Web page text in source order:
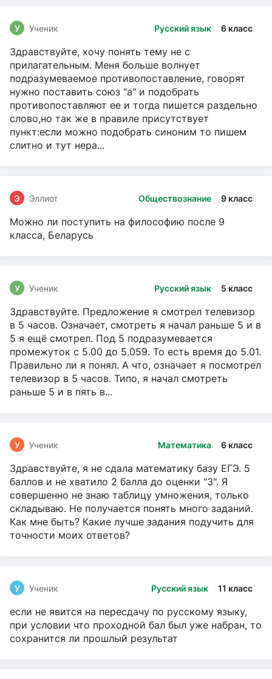
Русский язык 6 класс
У Ученик
Здравствуйте, хочу понять тему не с
прилагательным. Меня больше волнует
подразумеваемое противопоставление, говорят
нужно поставить союз "а" и подобрать
противопоставляют ее и тогда пишется раздельно
слово,но так же в правиле присутствует
пункт:если можно подобрать синоним то пишем
слитно и тут нера...
Обществознание 9 класс
Э Эллиот
Можно ли поступить на философию после 9
класса, Беларусь
Русский язык 5 класс
У Ученик
Здравствуйте. Предложение я смотрел телевизор
в 5 часов. Означает, смотреть я начал раньше 5 и в
5 я ещё смотрел. Под 5 подразумевается
промежуток с 5.00 до 5.059. То есть время до 5.01.
Правильно ли я понял. А что, означает я посмотрел
телевизор в 5 часов. Типо, я начал смотреть
раньше 5 и в пять в...
Математика 6 класс
У Ученик
Здравствуйте, я не сдала математику базу ЕГЭ. 5
баллов и не хватило 2 балла до оценки "3". Я
совершенно не знаю таблицу умножения, только
складываю. Не получается понять много заданий.
Как мне быть? Какие лучше задания подучить для
точности моих ответов?
Русский язык 11 класс
У Ученик
если не явится на пересдачу по русскому языку,
при условии что проходной бал был уже набран, то
сохранится ли прошлый результат